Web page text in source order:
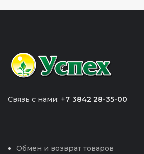
Связь с нами: +7 3842 28-35-00
Обмен и возврат товаров